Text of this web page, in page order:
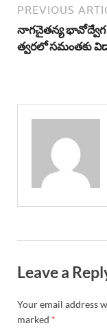
PREVIOUS
నాగచైతన్య భావోద్వేగ
త్వరలో సమంతకు
Leave a
Your email address
marked *